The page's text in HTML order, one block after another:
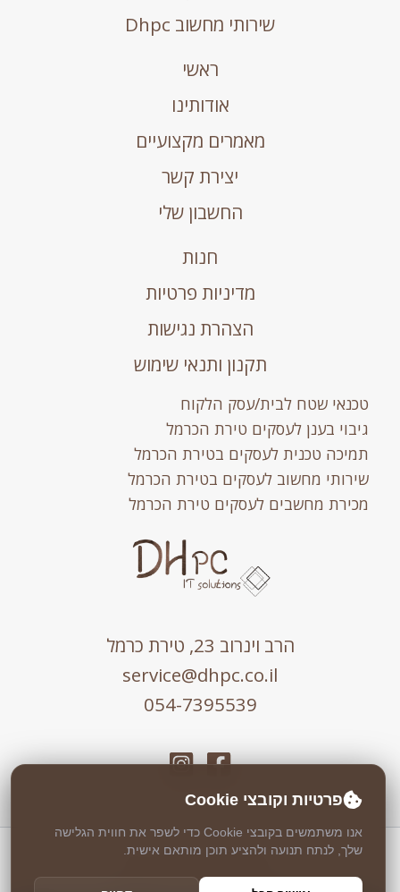
שירותי מחשוב Dhpc
ראשי
אודותינו
מאמרים מקצועיים
יצירת קשר
החשבון שלי
חנות
מדיניות פרטיות
הצהרת נגישות
תקנון ותנאי שימוש
טכנאי שטח לבית/עסק הלקוח
גיבוי בענן לעסקים טירת הכרמל
תמיכה טכנית לעסקים בטירת הכרמל
שירותי מחשוב לעסקים בטירת הכרמל
מכירת מחשבים לעסקים טירת הכרמל
הרב וינרוב 23, טירת כרמל
service@dhpc.co.il
054-7395539
כל הזכויות שמורות © 2026 DHPC
אבטחה וניטור 24/7 ע"י
Weblock
פרטיות וקובצי Cookie
אנו משתמשים בקובצי Cookie כדי לשפר את חווית הגלישה
שלך, לנתח תנועה ולהציע תוכן מותאם אישית.